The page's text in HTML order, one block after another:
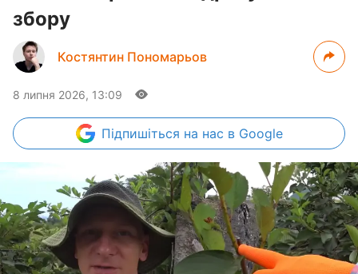
збору
Костянтин Пономарьов
8 липня 2026, 13:09
Підпишіться на нас в Google